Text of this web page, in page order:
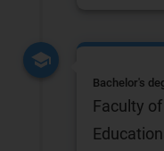
Bachelor's
Faculty